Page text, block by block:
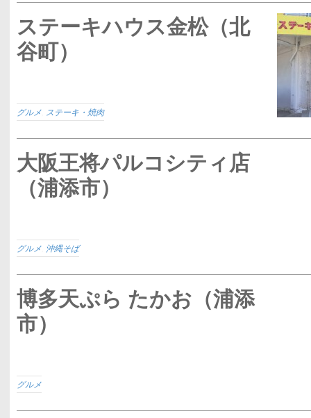
ステーキハウス金松（北
谷町）
グルメ ステーキ・焼肉
大阪王将パルコシティ店
（浦添市）
グルメ 沖縄そば
博多天ぷら たかお（浦添
市）
グルメ